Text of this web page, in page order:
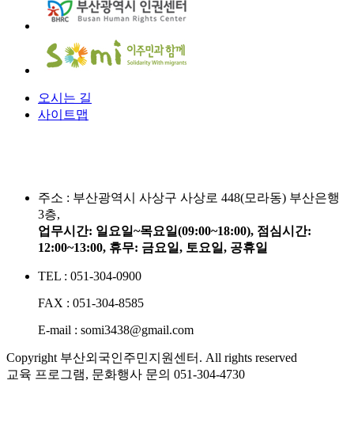
오시는 길
사이트맵
주소 : 부산광역시 사상구 사상로 448(모라동) 부산은행
3층,
업무시간: 일요일~목요일(09:00~18:00), 점심시간:
12:00~13:00, 휴무: 금요일, 토요일, 공휴일
TEL : 051-304-0900
FAX : 051-304-8585
E-mail : somi3438@gmail.com
Copyright 부산외국인주민지원센터. All rights reserved
교육 프로그램, 문화행사 문의 051-304-4730